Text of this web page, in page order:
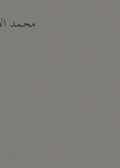
محمد